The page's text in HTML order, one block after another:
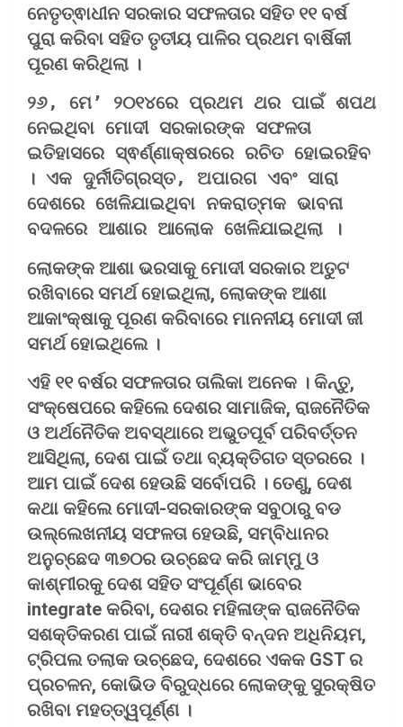
ନେତୃତ୍ଵାଧୀନ ସରକାର ସଫଳତାର ସହିତ ୧୧ ବର୍ଷ
ପୁରା କରିବା ସହିତ ତୃତୀୟ ପାଳିର ପ୍ରଥମ ବାର୍ଷିକୀ
ପୂରଣ କରିଥିଲା ।
୨୬, ମେ’ ୨୦୧୪ରେ ପ୍ରଥମ ଥର ପାଇଁ ଶପଥ
ନେଇଥିବା ମୋଦୀ ସରକାରଙ୍କ ସଫଳତା
ଇତିହାସରେ ସ୍ଵର୍ଣ୍ଣାକ୍ଷରରେ ରଚିତ ହୋଇରହିବ
। ଏକ ଦୁର୍ନୀତିଗ୍ରସ୍ତ, ଅପାରଗ ଏବଂ ସାରା
ଦେଶରେ ଖେଳିଯାଇଥିବା ନକରାତ୍ମକ ଭାବନା
ବଦଳରେ ଆଶାର ଆଲୋକ ଖେଳିଯାଇଥିଲା ।
ଲୋକଙ୍କ ଆଶା ଭରସାକୁ ମୋଦୀ ସରକାର ଅତୁଟ
ରଖିବାରେ ସମର୍ଥ ହୋଇଥିଲା, ଲୋକଙ୍କ ଆଶା
ଆକାଂକ୍ଷାକୁ ପୂରଣ କରିବାରେ ମାନନୀୟ ମୋଦୀ ଜୀ
ସମର୍ଥ ହୋଇଥିଲେ ।
ଏହି ୧୧ ବର୍ଷର ସଫଳତାର ତାଲିକା ଅନେକ । କିନ୍ତୁ,
ସଂକ୍ଷେପରେ କହିଲେ ଦେଶର ସାମାଜିକ, ରାଜନୈତିକ
ଓ ଅର୍ଥନୈତିକ ଅବସ୍ଥାରେ ଅଭୁତପୂର୍ବ ପରିବର୍ତ୍ତନ
ଆସିଥିଲା, ଦେଶ ପାଇଁ ତଥା ବ୍ୟକ୍ତିଗତ ସ୍ତରରେ ।
ଆମ ପାଇଁ ଦେଶ ହେଉଛି ସର୍ବୋପରି । ତେଣୁ, ଦେଶ
କଥା କହିଲେ ମୋଦୀ-ସରକାରଙ୍କ ସବୁଠାରୁ ବଡ
ଉଲ୍ଲେଖନୀୟ ସଫଳତା ହେଉଛି, ସମ୍ବିଧାନର
ଅନୁଚ୍ଛେଦ ୩୭୦ର ଉଚ୍ଛେଦ କରି ଜାମ୍ମୁ ଓ
କାଶ୍ମୀରକୁ ଦେଶ ସହିତ ସଂପୂର୍ଣ୍ଣ ଭାବେର
integrate କରିବା, ଦେଶର ମହିଳାଙ୍କ ରାଜନୈତିକ
ସଶକ୍ତିକରଣ ପାଇଁ ନାରୀ ଶକ୍ତି ବନ୍ଦନ ଅଧିନିୟମ,
ଟ୍ରିପଲ ତଲାକ ଉଚ୍ଛେଦ, ଦେଶରେ ଏକକ GST ର
ପ୍ରଚଳନ, କୋଭିଡ ବିରୁଦ୍ଧରେ ଲୋକଙ୍କୁ ସୁରକ୍ଷିତ
ରଖିବା ମହତ୍ତ୍ୱପୂର୍ଣ୍ଣ ।